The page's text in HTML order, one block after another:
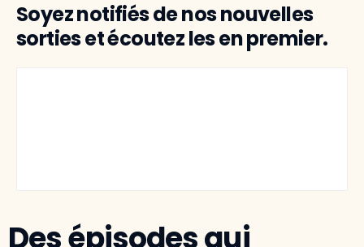
Soyez notifiés de nos nouvelles
sorties et écoutez les en premier.
Des épisodes qui